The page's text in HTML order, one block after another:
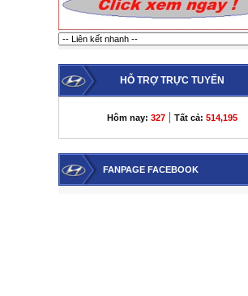
HỖ TRỢ TRỰC TUYẾN
Hôm nay: 327| Tất cả: 514,195
FANPAGE FACEBOOK